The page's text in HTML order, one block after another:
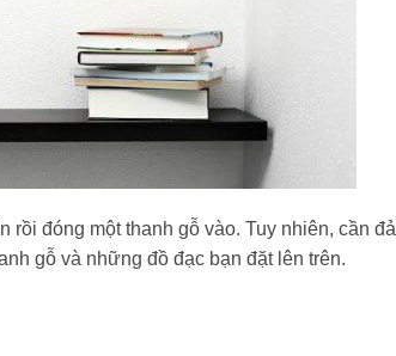
đóng một thanh gỗ vào. Tuy nhiên, cần
gỗ và những đồ đạc bạn đặt lên trên.